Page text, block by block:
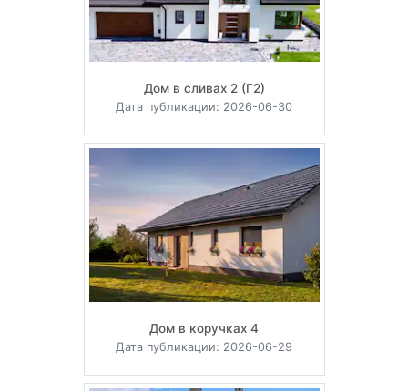
Дом в сливах 2 (Г2)
Дата публикации: 2026-06-30
Дом в коручках 4
Дата публикации: 2026-06-29